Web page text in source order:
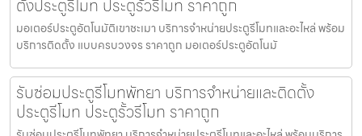
ตั้งประตูรีโมท ประตูรั้วรีโมท ราคาถูก
มอเตอร์ประตูอัตโนมัติเขาชะเมา บริการจำหน่ายประตูรีโมทและอะไหล่ พร้อม
บริการติดตั้ง แบบครบวงจร ราคาถูก มอเตอร์ประตูอัตโนมั
รับซ่อมประตูรีโมทพัทยา บริการจำหน่ายและติดตั้ง
ประตูรีโมท ประตูรั้วรีโมท ราคาถูก